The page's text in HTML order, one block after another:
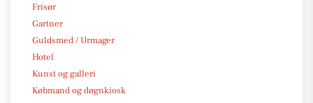
Frisør
Gartner
Guldsmed / Urmager
Hotel
Kunst og galleri
Købmand og døgnkiosk